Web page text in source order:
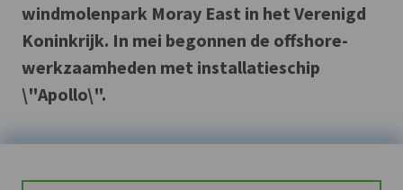
windmolenpark Moray East in het Verenigd
Koninkrijk. In mei begonnen de offshore-
werkzaamheden met installatieschip
\"Apollo\".